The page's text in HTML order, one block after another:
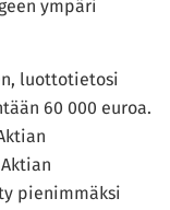
ympäri
luottotietosi
60 000 euroa.
pienimmäksi